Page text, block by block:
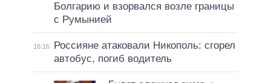
Болгарию и взорвался возле границы
с Румынией
16:16
Россияне атаковали Никополь: сгорел
автобус, погиб водитель